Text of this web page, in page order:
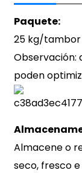
Paquete:
25 kg/tambor
Observación:
poden
Almacene o
seco, fresco